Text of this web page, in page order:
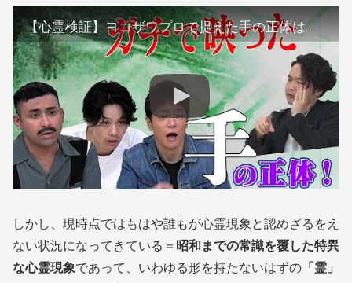
【心霊検証】ヨコザワプロで捉えた手の正体は！？【陣内コラボ】
しかし、現時点ではもはや誰もが心霊現象と認めざるをえ
ない状況になってきている＝ 昭和までの常識を覆した特異
な心霊現象であって、いわゆる形を持たないはずの 「霊」